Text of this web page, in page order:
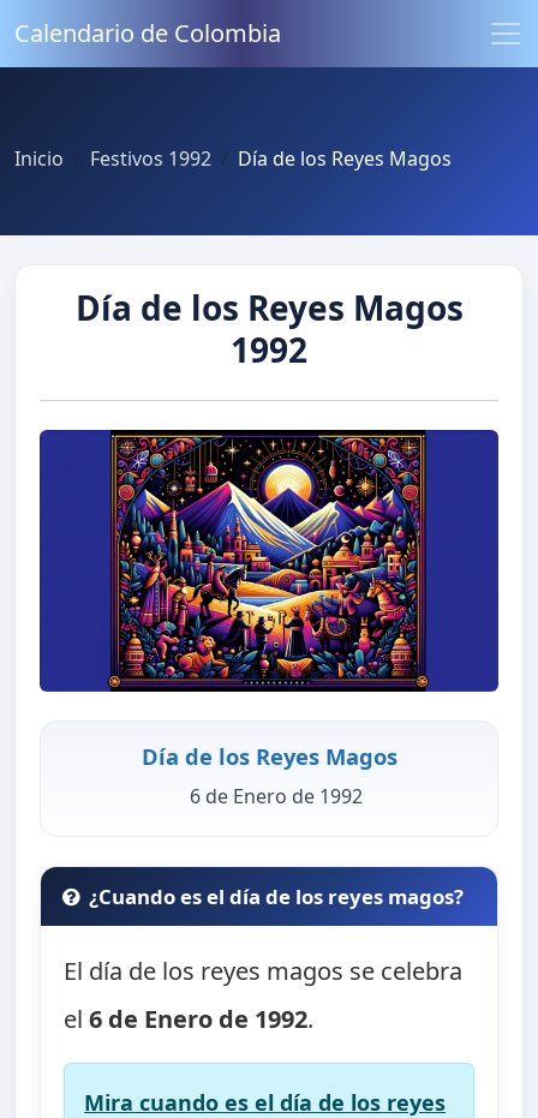
Calendario de Colombia
Inicio Festivos 1992 Día de los Reyes Magos
Día de los Reyes Magos
1992
Día de los Reyes Magos
6 de Enero de 1992
¿Cuando es el día de los reyes magos?
El día de los reyes magos se celebra
el6 de Enero de 1992.
Mira cuando es el día de los reyes